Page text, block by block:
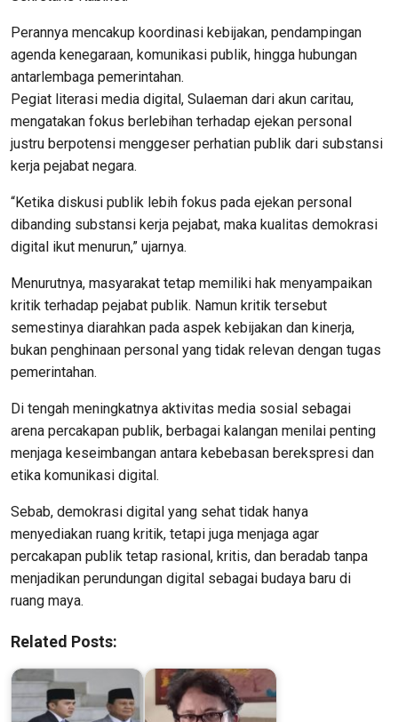
Perannya mencakup koordinasi kebijakan, pendampingan
agenda kenegaraan, komunikasi publik, hingga hubungan
antarlembaga pemerintahan.
Pegiat literasi media digital, Sulaeman dari akun caritau,
mengatakan fokus berlebihan terhadap ejekan personal
justru berpotensi menggeser perhatian publik dari substansi
kerja pejabat negara.
“Ketika diskusi publik lebih fokus pada ejekan personal
dibanding substansi kerja pejabat, maka kualitas demokrasi
digital ikut menurun,” ujarnya.
Menurutnya, masyarakat tetap memiliki hak menyampaikan
kritik terhadap pejabat publik. Namun kritik tersebut
semestinya diarahkan pada aspek kebijakan dan kinerja,
bukan penghinaan personal yang tidak relevan dengan tugas
pemerintahan.
Di tengah meningkatnya aktivitas media sosial sebagai
arena percakapan publik, berbagai kalangan menilai penting
menjaga keseimbangan antara kebebasan berekspresi dan
etika komunikasi digital.
Sebab, demokrasi digital yang sehat tidak hanya
menyediakan ruang kritik, tetapi juga menjaga agar
percakapan publik tetap rasional, kritis, dan beradab tanpa
menjadikan perundungan digital sebagai budaya baru di
ruang maya.
Related Posts: